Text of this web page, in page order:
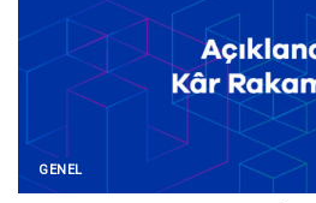
GENEL